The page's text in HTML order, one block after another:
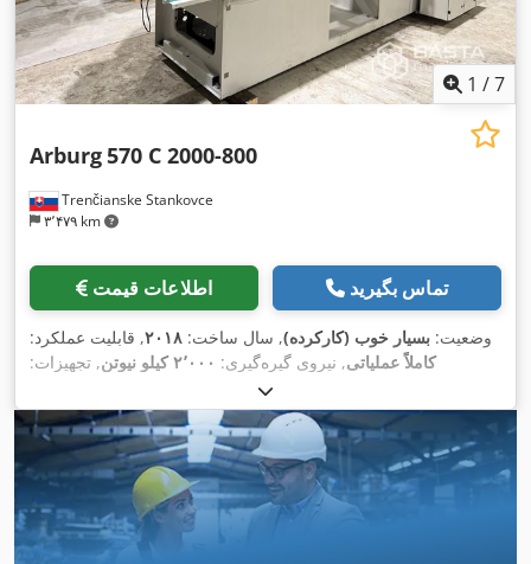
1 /7
Trenčianske Stankovce
۳٬۴۷۹ km
Arburg570 C 2000-800
اطلاعات قیمت تماس بگیرید
وضعیت: بسیار خوب (کارکرده), سال ساخت: ۲۰۱۸, قابلیت عملکرد:
کاملاً عملیاتی, نیروی گیره‌گیری: ۲٬۰۰۰ کیلو نیوتن
, تجهیزات: